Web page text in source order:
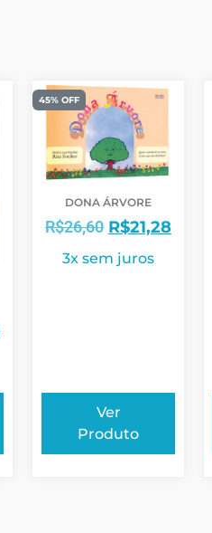
45% OFF
DONA ÁRVORE
R$26,60 R$21,28
3x sem juros
Ver
Produto